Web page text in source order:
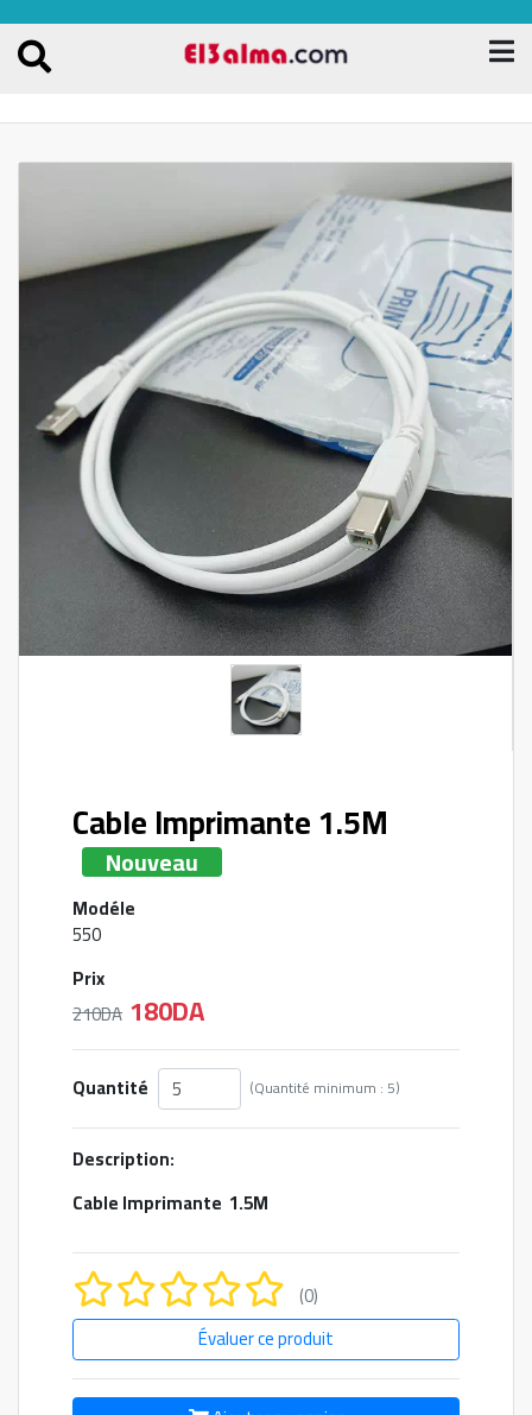
Cable Imprimante 1.5M
Nouveau
Modéle
550
Prix
210DA 180DA
Quantité (Quantité minimum : 5)
Description:
Cable Imprimante 1.5M
(0)
Évaluer ce produit